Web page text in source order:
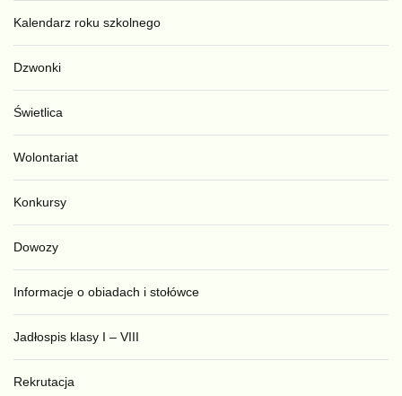
Kalendarz roku szkolnego
Dzwonki
Świetlica
Wolontariat
Konkursy
Dowozy
Informacje o obiadach i stołówce
Jadłospis klasy I – VIII
Rekrutacja